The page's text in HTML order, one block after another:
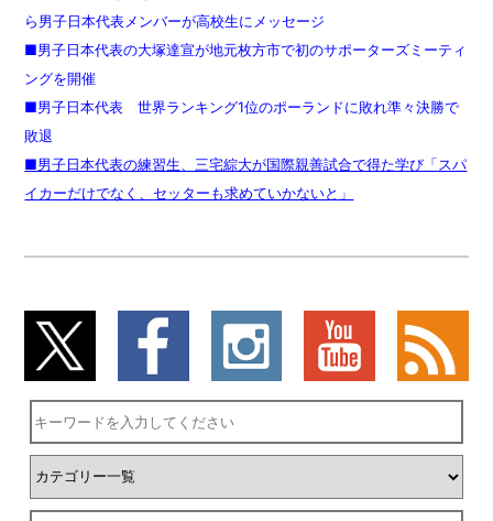
ら男子日本代表メンバーが高校生にメッセージ
■男子日本代表の大塚達宣が地元枚方市で初のサポーターズミーティ
ングを開催
■男子日本代表 世界ランキング1位のポーランドに敗れ準々決勝で
敗退
■男子日本代表の練習生、三宅綜大が国際親善試合で得た学び「スパ
イカーだけでなく、セッターも求めていかないと」